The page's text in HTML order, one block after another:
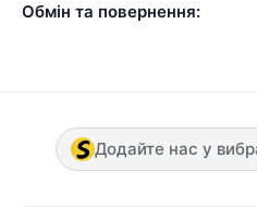
Обмін та повернення:
Додайте нас у